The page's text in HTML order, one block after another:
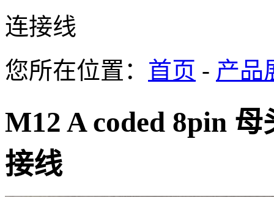
连接线
您所在位置： 首页 - 产品
M12 A coded 8pin
接线